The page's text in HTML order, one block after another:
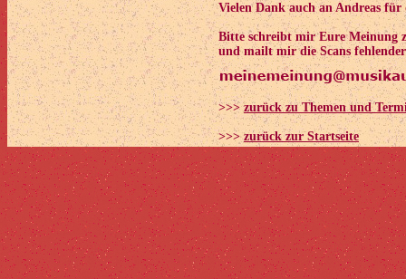
Vielen Dank auch an Andreas für
Bitte schreibt mir Eure Meinung
und mailt mir die Scans
>>>zurück zu Themen und
>>>zurück zur Startseite